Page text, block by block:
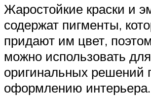
Жаростойкие краски и
содержат пигменты,
придают им цвет,
можно использовать
оригинальных решений
оформлению интерьера.